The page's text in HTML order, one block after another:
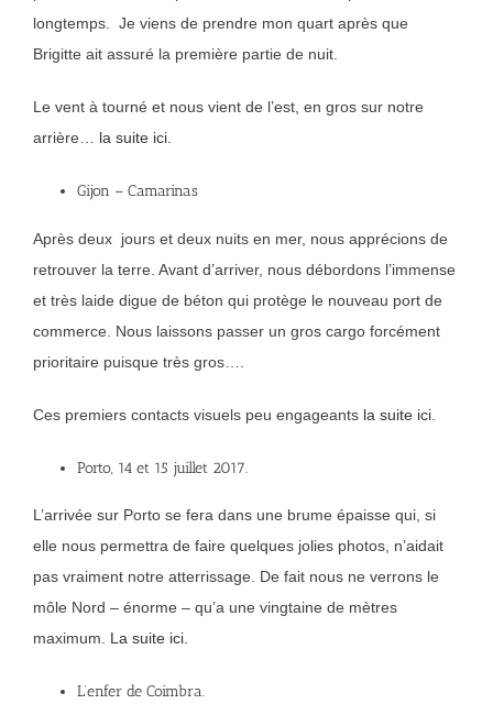
longtemps. Je viens de prendre mon quart après que
Brigitte ait assuré la première partie de nuit.
Le vent à tourné et nous vient de l’est, en gros sur notre
arrière… la suite ici.
Gijon – Camarinas
Après deux jours et deux nuits en mer, nous apprécions de
retrouver la terre. Avant d’arriver, nous débordons l’immense
et très laide digue de béton qui protège le nouveau port de
commerce. Nous laissons passer un gros cargo forcément
prioritaire puisque très gros….
Ces premiers contacts visuels peu engageants la suite ici.
Porto, 14 et 15 juillet 2017.
L’arrivée sur Porto se fera dans une brume épaisse qui, si
elle nous permettra de faire quelques jolies photos, n’aidait
pas vraiment notre atterrissage. De fait nous ne verrons le
môle Nord – énorme – qu’a une vingtaine de mètres
maximum. La suite ici.
L’enfer de Coimbra.